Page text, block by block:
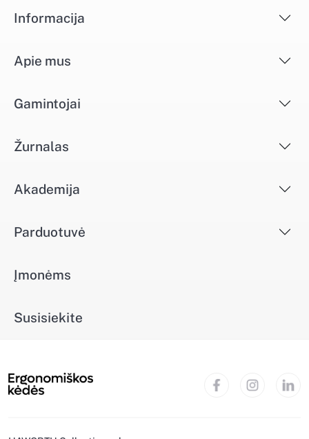
Informacija
Apie mus
Gamintojai
Žurnalas
Akademija
Parduotuvė
Įmonėms
Susisiekite